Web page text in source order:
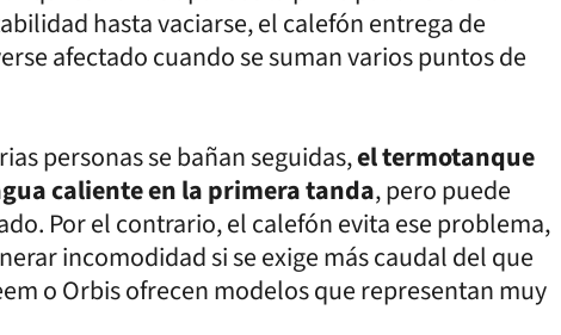
hasta vaciarse, el calefón entrega de
afectado cuando se suman varios puntos de
personas se bañan seguidas,el termotanque
caliente en la primera tanda, pero puede
Por el contrario, el calefón evita ese problema,
incomodidad si se exige más caudal del que
o Orbis ofrecen modelos que representan muy